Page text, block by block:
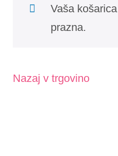
Vaša
prazna.
Nazaj v trgovino